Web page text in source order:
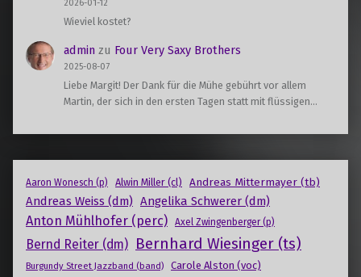
2026-01-12
Wieviel kostet?
admin zu Four Very Saxy Brothers
2025-08-07
Liebe Margit! Der Dank für die Mühe gebührt vor allem
Martin, der sich in den ersten Tagen statt mit flüssigen…
Aaron Wonesch (p) Alwin Miller (cl) Andreas Mittermayer (tb)
Andreas Weiss (dm) Angelika Schwerer (dm)
Anton Mühlhofer (perc) Axel Zwingenberger (p)
Bernd Reiter (dm) Bernhard Wiesinger (ts)
Burgundy Street Jazzband (band) Carole Alston (voc)